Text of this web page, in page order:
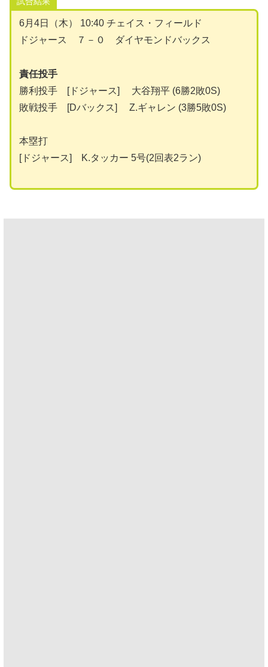
6月4日（木） 10:40 チェイス・フィールド
ドジャース ７－０ ダイヤモンドバックス
責任投手
勝利投手 [ドジャース] 大谷翔平 (6勝2敗0S)
敗戦投手 [Dバックス] Z.ギャレン (3勝5敗0S)
本塁打
[ドジャース] K.タッカー 5号(2回表2ラン)